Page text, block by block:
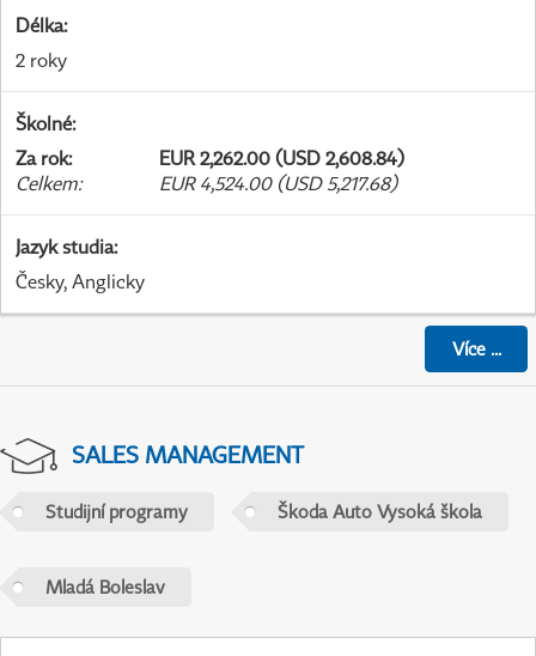
Délka:
2 roky
Školné:
Za rok:
EUR 2,262.00 (USD 2,608.84)
Celkem: EUR 4,524.00 (USD 5,217.68)
Jazyk studia:
Česky, Anglicky
Více...
SALES MANAGEMENT
Studijní programy Škoda Auto Vysoká škola
Mladá Boleslav